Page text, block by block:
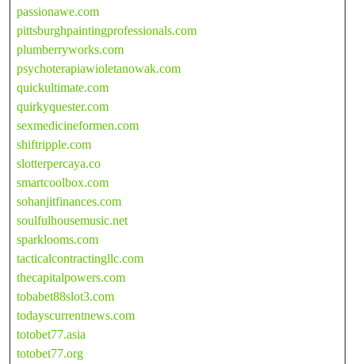
passionawe.com
pittsburghpaintingprofessionals.com
plumberryworks.com
psychoterapiawioletanowak.com
quickultimate.com
quirkyquester.com
sexmedicineformen.com
shiftripple.com
slotterpercaya.co
smartcoolbox.com
sohanjitfinances.com
soulfulhousemusic.net
sparklooms.com
tacticalcontractingllc.com
thecapitalpowers.com
tobabet88slot3.com
todayscurrentnews.com
totobet77.asia
totobet77.org